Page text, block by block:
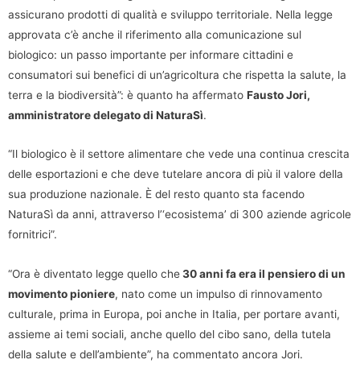
assicurano prodotti di qualità e sviluppo territoriale. Nella legge
approvata c’è anche il riferimento alla comunicazione sul
biologico: un passo importante per informare cittadini e
consumatori sui benefici di un’agricoltura che rispetta la salute, la
terra e la biodiversità”: è quanto ha affermato Fausto Jori,
amministratore delegato di NaturaSì.
“Il biologico è il settore alimentare che vede una continua crescita
delle esportazioni e che deve tutelare ancora di più il valore della
sua produzione nazionale. È del resto quanto sta facendo
NaturaSì da anni, attraverso l’‘ecosistema’ di 300 aziende agricole
fornitrici”.
“Ora è diventato legge quello che30 anni fa era il pensiero di un
movimento pioniere, nato come un impulso di rinnovamento
culturale, prima in Europa, poi anche in Italia, per portare avanti,
assieme ai temi sociali, anche quello del cibo sano, della tutela
della salute e dell’ambiente”, ha commentato ancora Jori.